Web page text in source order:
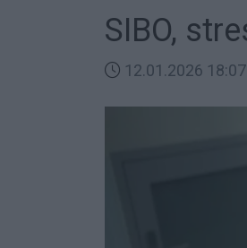
SIBO,
12.01.2026 18:07